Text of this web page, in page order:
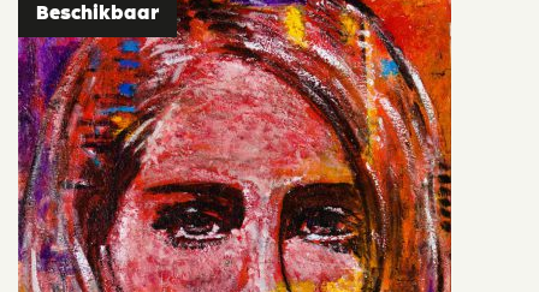
Beschikbaar